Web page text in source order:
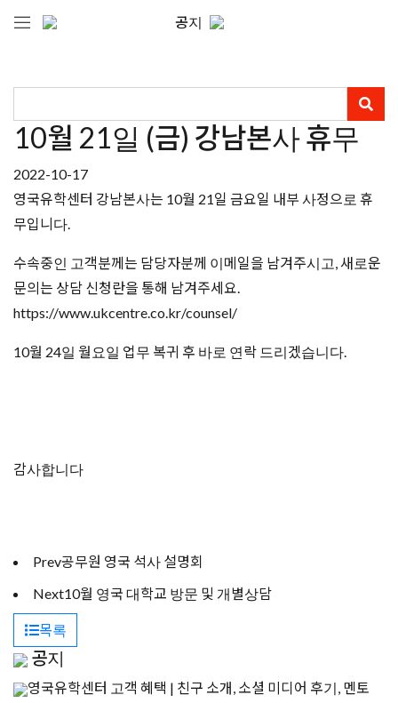
공지
10월 21일 (금) 강남본사 휴무
2022-10-17
영국유학센터 강남본사는 10월 21일 금요일 내부 사정으로 휴
무입니다.
수속중인 고객분께는 담당자분께 이메일을 남겨주시고, 새로운
문의는 상담 신청란을 통해 남겨주세요.
https://www.ukcentre.co.kr/counsel/
10월 24일 월요일 업무 복귀 후 바로 연락 드리겠습니다.
감사합니다
Prev공무원 영국 석사 설명회
Next10월 영국 대학교 방문 및 개별상담
목록
공지
영국유학센터 고객 혜택 | 친구 소개, 소셜 미디어 후기, 멘토